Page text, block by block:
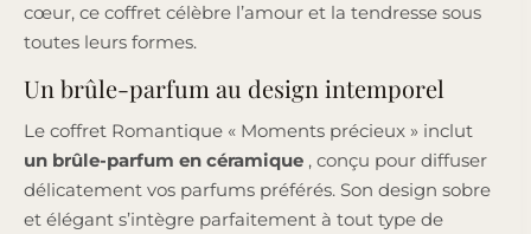
cœur, ce coffret célèbre l’amour et la tendresse sous
toutes leurs formes.
Un brûle-parfum au design intemporel
Le coffret Romantique « Moments précieux » inclut
un brûle-parfum en céramique , conçu pour diffuser
délicatement vos parfums préférés. Son design sobre
et élégant s’intègre parfaitement à tout type de